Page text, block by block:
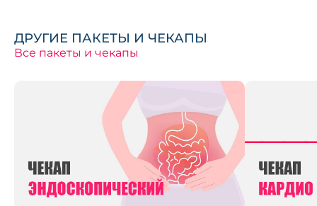
ДРУГИЕ ПАКЕТЫ И ЧЕКАПЫ
Все пакеты и чекапы